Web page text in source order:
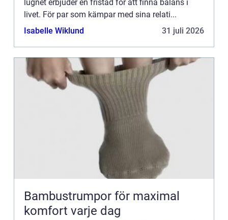
lugnet erbjuder en fristad för att finna balans i
livet. För par som kämpar med sina relati...
Isabelle Wiklund
31 juli 2026
Bambustrumpor för maximal
komfort varje dag